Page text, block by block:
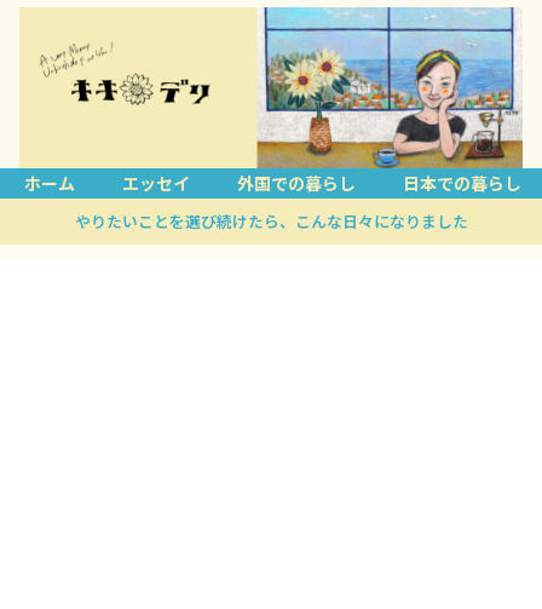
ホーム エッセイ 外国での暮らし 日本での暮らし
やりたいことを選び続けたら、こんな日々になりました